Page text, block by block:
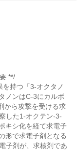
**/
持つ「3-オクタノ
ノンはC-3にカルボ
から攻撃を受ける求
した1-オクテン-3-
キシ化を経て求電子
形で求電子剤となる
子剤が、求核剤であ